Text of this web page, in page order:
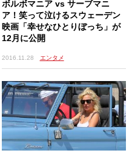
ボルボマニア vs サーブマニ
ア！笑って泣けるスウェーデン
映画「幸せなひとりぼっち」が
12月に公開
2016.11.28 エンタメ